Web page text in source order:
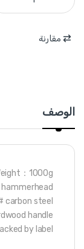
مقارنة
الوصف
：1000g
steel
handle
by label